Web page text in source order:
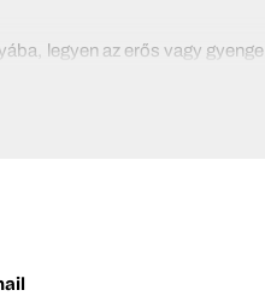
legyen az erős vagy